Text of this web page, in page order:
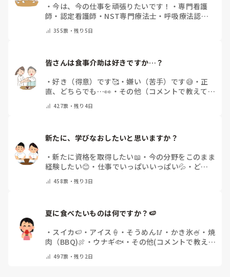
・今は、今の仕事を頑張りたいです！ ・専門看護
師 ・ 認定看護師 ・ NST専門療法士 ・ 呼吸療法認定
内視鏡技師・その他(コメントで教えて下さい)
355票・残り5日
皆さんは食事介助は好きですか…？
・好き（得意）です🥰・嫌い（苦手）です😅 ・ 正
直、どちらでも…👀 ・ その他（コメントで教えてく
427票・残り4日
新たに、学びなおしたいと思いますか？
・新たに資格を取得したい📖 ・ 今の分野をこのまま
経験したい😊 ・ 仕事でいっぱいいっぱい💦 ・ どん
教えてください）
458票・残り3日
夏に食べたいものは何ですか？🍉
・ スイカ🍉 ・ アイス🍦 ・ そうめん🥢 ・ かき氷🍧 ・ 焼
肉（BBQ)🍖 ・ ウナギ🐟 ・ その他(コメントで教え
497票・残り2日